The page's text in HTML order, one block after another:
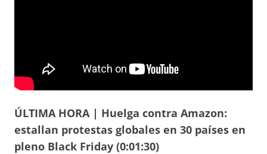
ÚLTIMA HORA | Huelga contra Amazon:
estallan protestas globales en 30 países en
pleno Black Friday (0:01:30)